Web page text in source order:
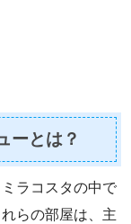
ーとは？
ラコスタの中で
らの部屋は、主